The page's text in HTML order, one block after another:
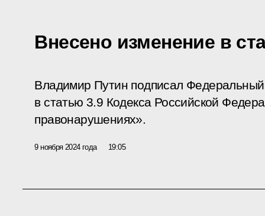
Внесено изменение в
Владимир Путин подписал
в статью 3.9 Кодекса Российской
правонарушениях».
9 ноября 2024 года 19:05